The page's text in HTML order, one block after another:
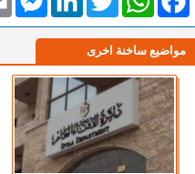
مواضيع ساخنة اخرى